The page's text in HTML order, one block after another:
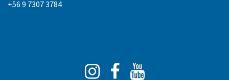
+56 9 7307 3784
Instagram
Facebook
Tube